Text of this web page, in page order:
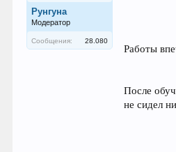
Рунгуна
Модератор
Сообщения: 28.080
Работы
После
не сидел